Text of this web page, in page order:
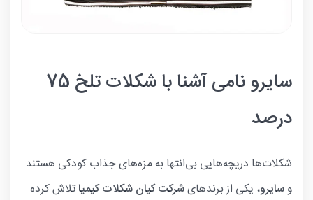
سایرو نامی آشنا با شکلات تلخ 75
درصد
شکلات‌ها دریچه‌هایی بی‌انتها به مزه‌های جذاب کودکی هستند
وسایرو، یکی از برندهایشرکت کیان شکلات کیمیاتلاش کرده